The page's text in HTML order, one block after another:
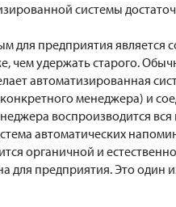
системы
для предприятия является
чем удержать старого.
автоматизированная
менеджера) и
воспроизводится
автоматических
органичной и
для предприятия. Это